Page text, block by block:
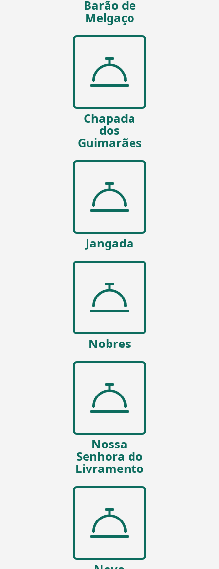
Barão de
Melgaço
Chapada
dos
Guimarães
Jangada
Nobres
Nossa
Senhora do
Livramento